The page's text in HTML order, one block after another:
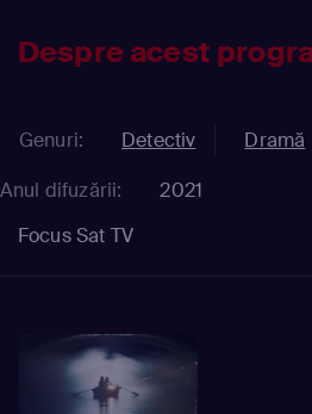
Despre acest
Genuri: Detectiv Dramă
Anul difuzării:
2021
Focus Sat TV